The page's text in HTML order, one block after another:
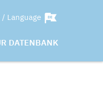
/ Language
DATENBANK